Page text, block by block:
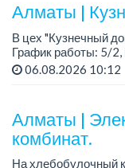
Условия:
* Пре...
Алматы |
В цех "Кузнечный
График работы: 5/
суббота.
- о...
06.08.2026 10:12
Алматы |
комбинат.
На хлебобулочный